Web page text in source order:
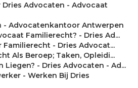
Advocaten - Advocaat
- Advocatenkantoor Antwerpen
Familierecht? - Dries Ad...
- Dries Advocat...
Als Beroep; Taken, Opleidi...
Liegen? - Dries Advocaten - Ad...
- Werken Bij Dries